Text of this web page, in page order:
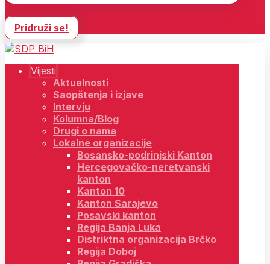
Pridruži se!
Vijesti
Aktuelnosti
Saopštenja i izjave
Intervju
Kolumna/Blog
Drugi o nama
Lokalne organizacije
Bosansko-podrinjski Kanton
Hercegovačko-neretvanski
kanton
Kanton 10
Kanton Sarajevo
Posavski kanton
Regija Banja Luka
Distriktna organizacija Brčko
Regija Doboj